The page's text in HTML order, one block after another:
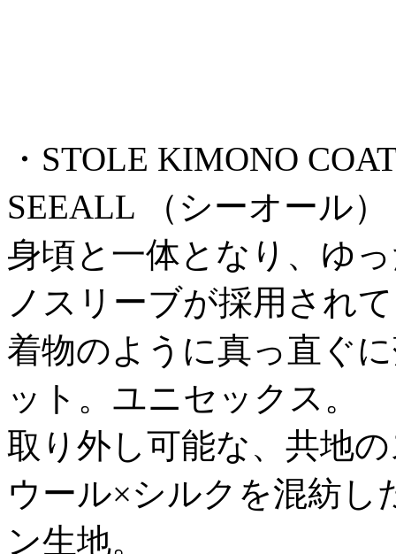
・STOLE KIMONO
SEEALL （シーオール）
身頃と一体となり、ゆ
ノスリーブが採用され
着物のように真っ直ぐ
ット。ユニセックス。
取り外し可能な、共地
ウール×シルクを混紡
ン生地。